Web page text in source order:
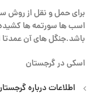
برای حمل و نقل از روش
اسب ها سورتمه ها
باشد.جنگل های آن
اسکی در گرجستان
اطلاعات درباره